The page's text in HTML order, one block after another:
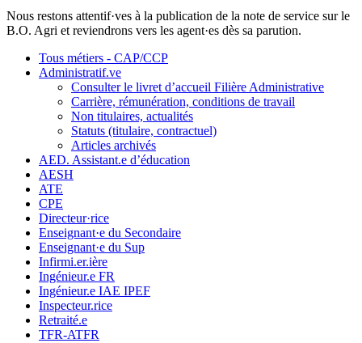
Nous restons attentif·ves à la publication de la note de service sur le
B.O. Agri et reviendrons vers les agent·es dès sa parution.
Tous métiers - CAP/CCP
Administratif.ve
Consulter le livret d’accueil Filière Administrative
Carrière, rémunération, conditions de travail
Non titulaires, actualités
Statuts (titulaire, contractuel)
Articles archivés
AED. Assistant.e d’éducation
AESH
ATE
CPE
Directeur·rice
Enseignant·e du Secondaire
Enseignant·e du Sup
Infirmi.er.ière
Ingénieur.e FR
Ingénieur.e IAE IPEF
Inspecteur.rice
Retraité.e
TFR-ATFR